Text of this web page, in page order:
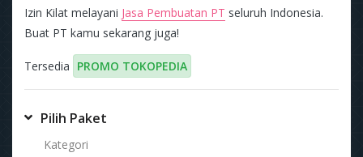
Izin Kilat melayani Jasa Pembuatan PT seluruh Indonesia.
Buat PT kamu sekarang juga!
Tersedia PROMO TOKOPEDIA
Pilih Paket
Kategori